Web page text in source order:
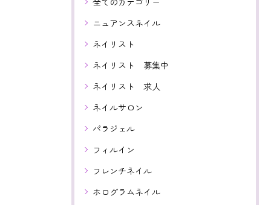
ニュアンスネイル
ネイリスト
ネイリスト 募集中
ネイリスト 求人
ネイルサロン
パラジェル
フィルイン
フレンチネイル
ホログラムネイル